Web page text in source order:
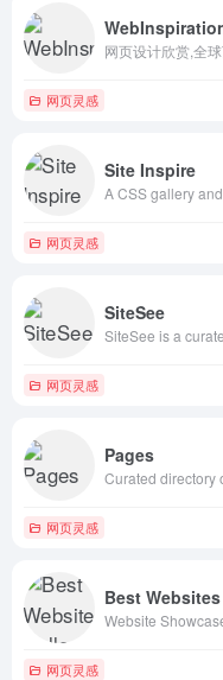
网页设计欣赏,全
网页灵感
Site Inspire
网页灵感
SiteSee
网页灵感
Pages
Curated directory
网页灵感
Best
Website
网页灵感